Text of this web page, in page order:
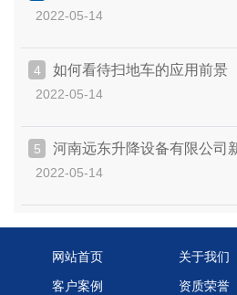
2022-05-14
4 如何看待扫地车的应用前景
2022-05-14
5
河南远东升降设备有限公司
保护
2022-05-14
网站首页 关于我们
客户案例 资质荣誉